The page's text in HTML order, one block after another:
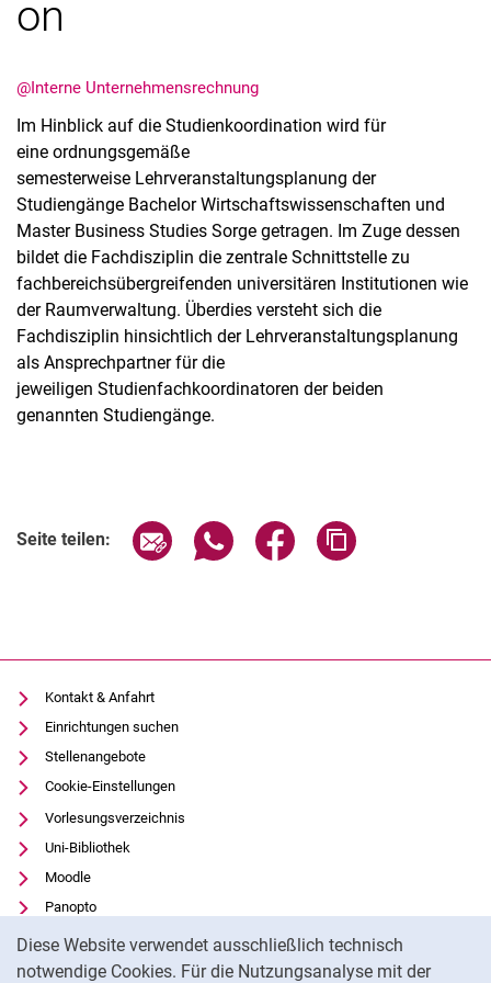
Diese Website verwendet ausschließlich technisch
notwendige Cookies. Für die Nutzungsanalyse mit der
Externe Stellenanzeigen
Jahresberichte
on
@Interne Unternehmensrechnung
Im Hinblick auf die Studienkoordination wird für
eine ordnungsgemäße
semesterweise Lehrveranstaltungsplanung der
Studiengänge Bachelor Wirtschaftswissenschaften und
Master Business Studies Sorge getragen. Im Zuge dessen
bildet die Fachdisziplin die zentrale Schnittstelle zu
fachbereichsübergreifenden universitären Institutionen wie
der Raumverwaltung. Überdies versteht sich die
Fachdisziplin hinsichtlich der Lehrveranstaltungsplanung
als Ansprechpartner für die
jeweiligen Studienfachkoordinatoren der beiden
genannten Studiengänge.
Seite teilen: Seite über E-Mail teilen
Seite über WhatsApp teilen
Seite über Facebook
Kontakt & Anfahrt
Einrichtungen suchen
Stellenangebote
Cookie-Einstellungen
Vorlesungsverzeichnis
Uni-Bibliothek
Moodle
Panopto
Datenschutz
Barrierefreiheit